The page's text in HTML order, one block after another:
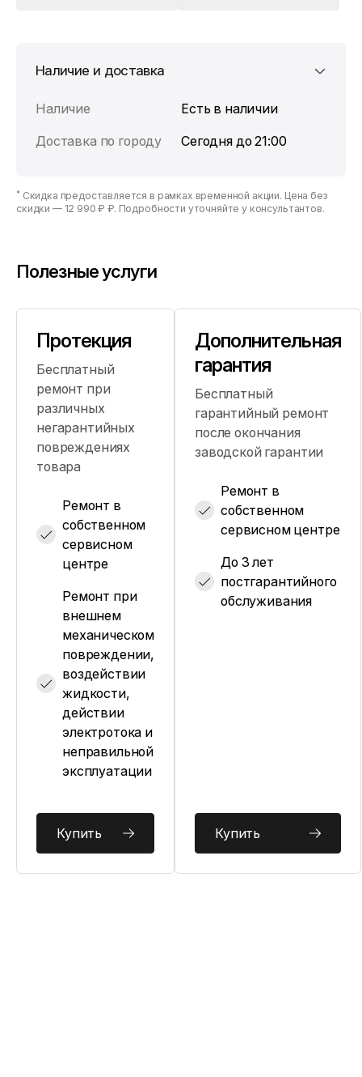
Наличие и доставка
Наличие
Есть в наличии
Доставка по городу
Сегодня до 21:00
* Скидка предоставляется в рамках временной акции. Цена без
скидки — 12 990 ₽ ₽. Подробности уточняйте у консультантов.
Полезные услуги
Протекция
Бесплатный
ремонт при
различных
негарантийных
повреждениях
товара
Ремонт в
собственном
сервисном
центре
Ремонт при
внешнем
механическом
повреждении,
воздействии
жидкости,
действии
электротока и
неправильной
эксплуатации
Купить
Дополнительная
гарантия
Бесплатный
гарантийный ремонт
после окончания
заводской гарантии
Ремонт в
собственном
сервисном центре
До 3 лет
постгарантийного
обслуживания
Купить